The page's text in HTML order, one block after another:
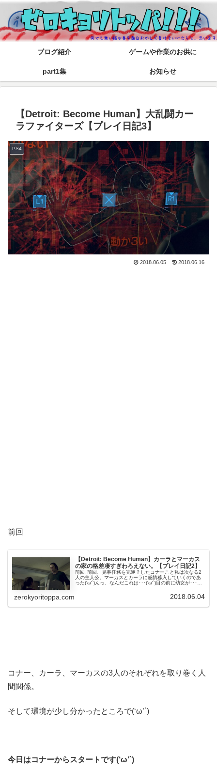
ブログ紹介 ゲームや作業のお供に
part1集 お知らせ
【Detroit: Become Human】大乱闘カー
ラファイターズ【プレイ日記3】
PS4
2018.06.05 2018.06.16
前回
【Detroit: Become Human】カーラとマーカス
の家の格差凄すぎわろえない。【プレイ日記2】
前回↓前回、見事任務を完遂？したコナーこと私は次なる2
人の主人公。マーカスとカーラに感情移入していくのであ
った('ω'`)んっ、なんだこれは･･･('ω'`)目の前に幼女が･･･
zerokyoritoppa.com 2018.06.04
コナー、カーラ、マーカスの3人のそれぞれを取り巻く人
間関係。
そして環境が少し分かったところで(‘ω’`)
今日はコナーからスタートです(‘ω’`)